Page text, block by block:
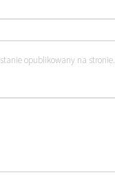
opublikowany na stronie.